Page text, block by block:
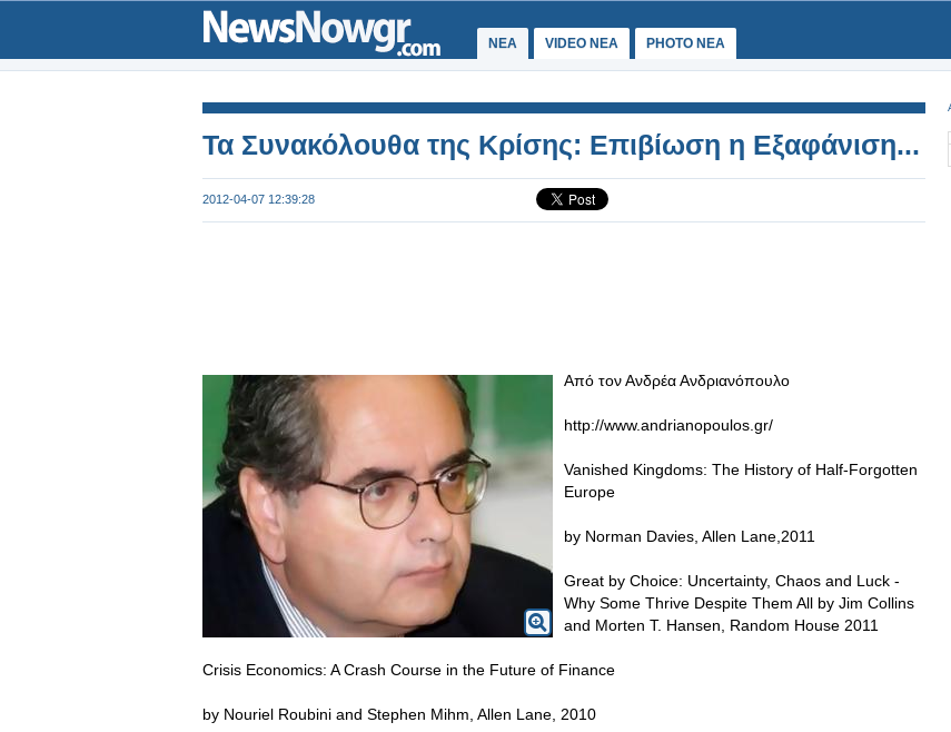
ΝΕΑ VIDEO NEA PHOTO NEA
Τα Συνακόλουθα της Κρίσης: Επιβίωση η Εξαφάνιση...
2012-04-07 12:39:28
Από τον Ανδρέα Ανδριανόπουλο
http://www.andrianopoulos.gr/
Vanished Kingdoms: The History of Half-Forgotten
Europe
by Norman Davies, Allen Lane,2011
Great by Choice: Uncertainty, Chaos and Luck -
Why Some Thrive Despite Them All by Jim Collins
and Morten T. Hansen, Random House 2011
Crisis Economics: A Crash Course in the Future of Finance
by Nouriel Roubini and Stephen Mihm, Allen Lane, 2010